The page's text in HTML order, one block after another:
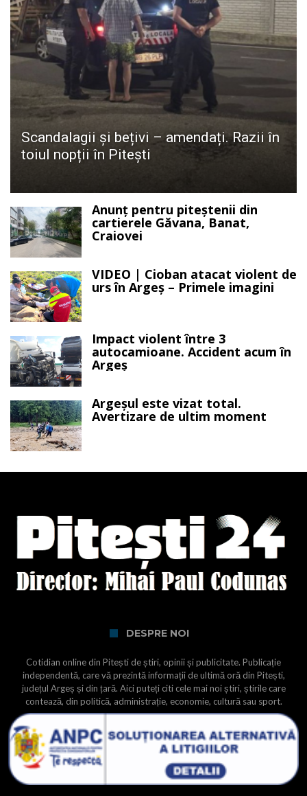
Scandalagii și bețivi – amendați. Razii în
toiul nopții în Pitești
Anunț pentru piteștenii din
cartierele Găvana, Banat,
Craiovei
VIDEO | Cioban atacat violent de
urs în Argeș – Primele imagini
Impact violent între 3
autocamioane. Accident acum în
Argeș
Argeșul este vizat total.
Avertizare de ultim moment
DESPRE NOI
Cotidian online din Pitești de știri, opinii și publicitate. Publicație
independentă, care vă prezintă informații de ultimă oră din Pitești,
județul Argeș și din țară. Aici puteți citi cele mai noi știri, știrile care
contează, din politică, administrație, economie, cultură sau sport.